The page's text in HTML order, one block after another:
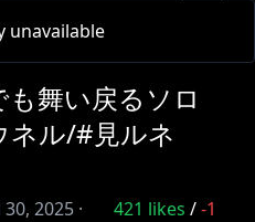
unavailable
も舞い戻るソロ
ネル/#見ルネ
30, 2025 ·
421 likes / -1